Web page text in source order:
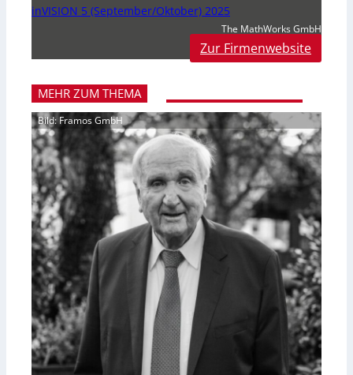
inVISION 5 (September/Oktober) 2025
The MathWorks GmbH
Zur Firmenwebsite
MEHR ZUM THEMA
Bild: Framos GmbH